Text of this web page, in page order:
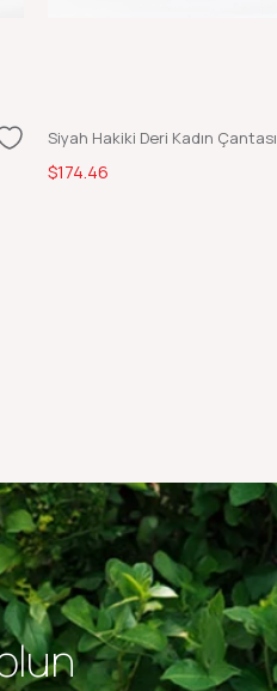
Siyah Hakiki Deri Kadın Çantası
$174.46